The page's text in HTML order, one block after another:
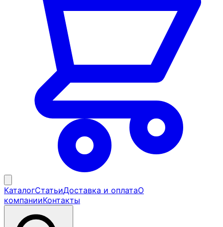
КаталогСтатьиДоставка и оплатаО
компанииКонтакты